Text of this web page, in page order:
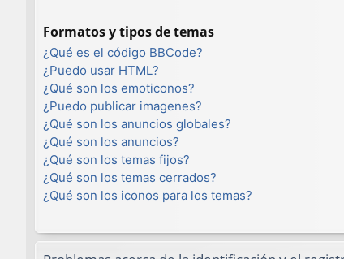
Formatos y tipos de temas
¿Qué es el código BBCode?
¿Puedo usar HTML?
¿Qué son los emoticonos?
¿Puedo publicar imagenes?
¿Qué son los anuncios globales?
¿Qué son los anuncios?
¿Qué son los temas fijos?
¿Qué son los temas cerrados?
¿Qué son los iconos para los temas?